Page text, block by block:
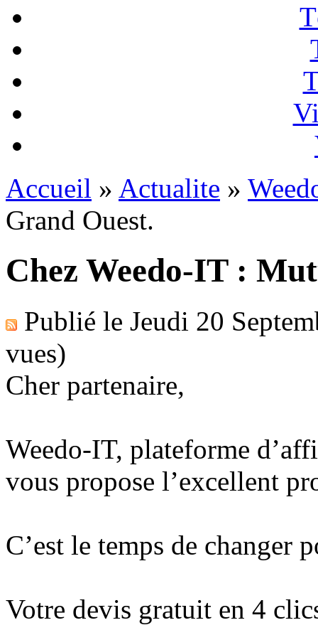
Accueil » Actualite »
Grand Ouest.
Chez Weedo-IT :
Publié le Jeudi 20
vues)
Cher partenaire,
Weedo-IT, plateforme
vous propose l’excellent
C’est le temps de changer
Votre devis gratuit en 4